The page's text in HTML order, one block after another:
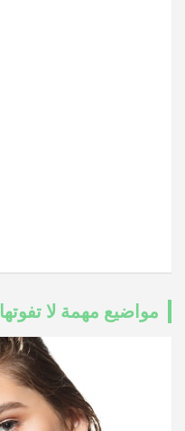
مواضيع مهمة لا تفوتها